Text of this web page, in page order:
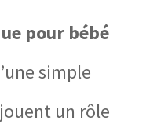
pour bébé
simple
un rôle